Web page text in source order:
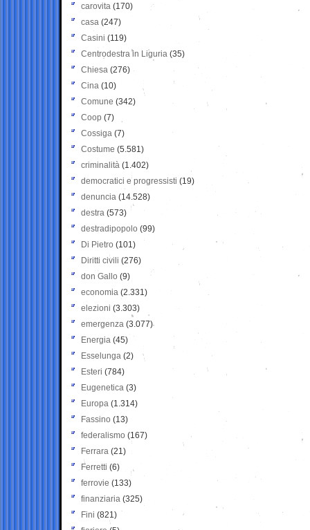
carovita (170)
casa (247)
Casini (119)
Centrodestra in Liguria (35)
Chiesa (276)
Cina (10)
Comune (342)
Coop (7)
Cossiga (7)
Costume (5.581)
criminalità (1.402)
democratici e progressisti (19)
denuncia (14.528)
destra (573)
destradipopolo (99)
Di Pietro (101)
Diritti civili (276)
don Gallo (9)
economia (2.331)
elezioni (3.303)
emergenza (3.077)
Energia (45)
Esselunga (2)
Esteri (784)
Eugenetica (3)
Europa (1.314)
Fassino (13)
federalismo (167)
Ferrara (21)
Ferretti (6)
ferrovie (133)
finanziaria (325)
Fini (821)